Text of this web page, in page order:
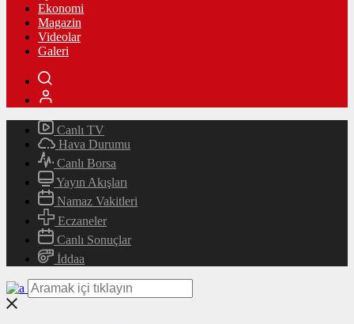
Ekonomi
Magazin
Videolar
Galeri
Canlı TV
Hava Durumu
Canlı Borsa
Yayın Akışları
Namaz Vakitleri
Eczaneler
Canlı Sonuçlar
İddaa